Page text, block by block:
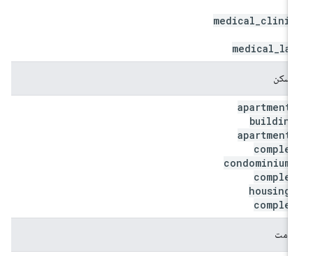
medical_clinic
medical
apartment
building
apartment
complex
condominium
complex
housing
complex